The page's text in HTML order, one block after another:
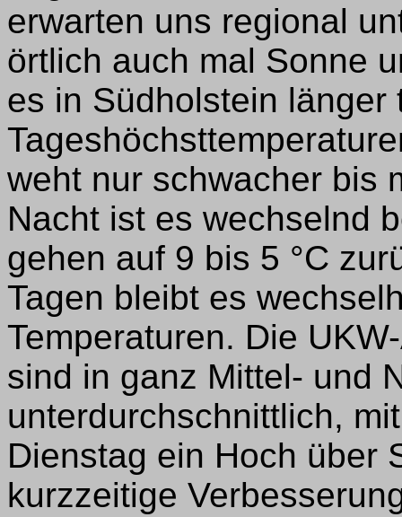
erwarten uns regional
örtlich auch mal Sonne
es in Südholstein länger
weht nur schwacher bis
Nacht ist es wechselnd
gehen auf 9 bis 5 °C
Tagen bleibt es
Temperaturen. Die
sind in ganz Mittel- und
unterdurchschnittlich,
Dienstag ein Hoch über
kurzzeitige